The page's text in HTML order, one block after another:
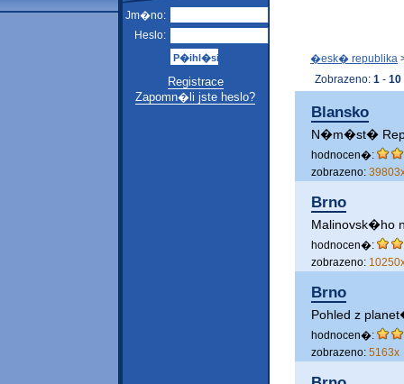
Jm�no:
Heslo:
Registrace
Zapomn�li jste heslo?
�esk� republika
Zobrazeno: 1 - 10
Blansko
N�m�st�
hodnocen�:
zobrazeno:
Brno
hodnocen�:
zobrazeno:
Brno
Pohled z
hodnocen�:
zobrazeno: 5163x